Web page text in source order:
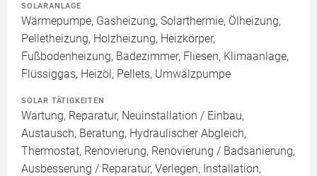
SOLARANLAGE
Wärmepumpe, Gasheizung, Solarthermie, Ölheizung,
Pelletheizung, Holzheizung, Heizkörper,
Fußbodenheizung, Badezimmer, Fliesen, Klimaanlage,
Flüssiggas, Heizöl, Pellets, Umwälzpumpe
SOLAR TÄTIGKEITEN
Wartung, Reparatur, Neuinstallation / Einbau,
Austausch, Beratung, Hydraulischer Abgleich,
Thermostat, Renovierung, Renovierung / Badsanierung,
Ausbesserung / Reparatur, Verlegen, Installation,